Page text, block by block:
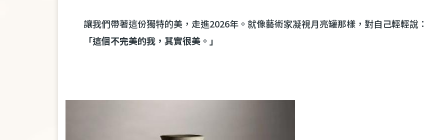
讓我們帶著這份獨特的美，走進2026年。就像藝術家凝視月亮罐那樣，對自己輕輕說：
「這個不完美的我，其實很美。」